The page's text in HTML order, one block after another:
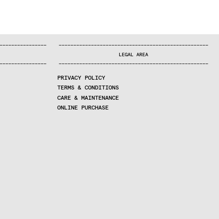
———————————————
———————————————
———————————————————————————————————————————————————
LEGAL AREA
———————————————————————————————————————————————————
PRIVACY POLICY
TERMS & CONDITIONS
CARE & MAINTENANCE
ONLINE PURCHASE